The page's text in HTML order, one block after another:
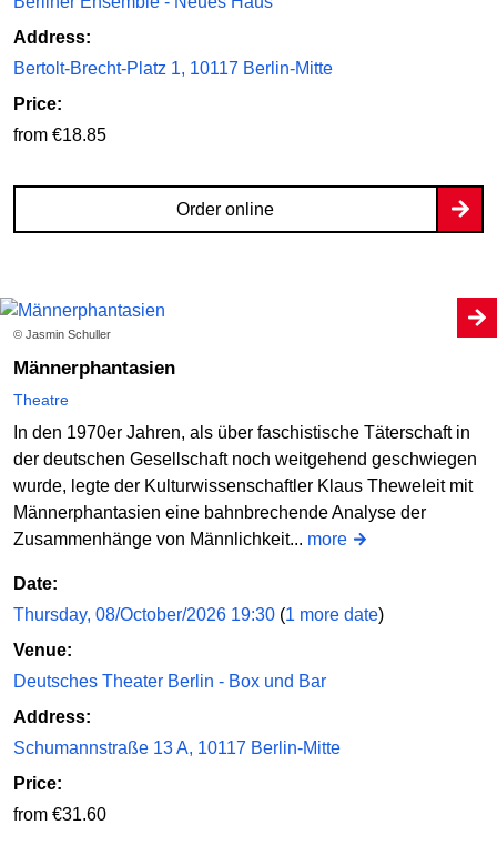
Address:
Bertolt-Brecht-Platz 1, 10117 Berlin-Mitte
Price:
from €18.85
Order online
© Jasmin Schuller
Männerphantasien
Theatre
In den 1970er Jahren, als über faschistische Täterschaft in
der deutschen Gesellschaft noch weitgehend geschwiegen
wurde, legte der Kulturwissenschaftler Klaus Theweleit mit
Männerphantasien eine bahnbrechende Analyse der
Zusammenhänge von Männlichkeit... more
Date:
Thursday, 08/October/2026 19:30 (1 more date)
Venue:
Deutsches Theater Berlin - Box und Bar
Address:
Schumannstraße 13 A, 10117 Berlin-Mitte
Price:
from €31.60